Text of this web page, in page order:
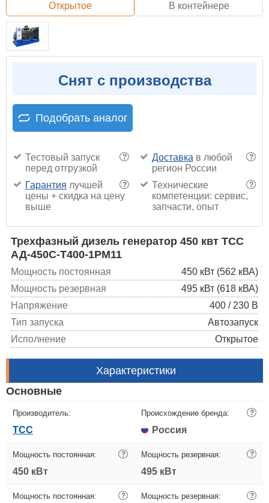
Открытое В контейнере
Снят с производства
Подобрать аналог
?
Тестовый запуск
перед отгрузкой
?
Доставка в любой
регион России
?
Гарантия лучшей
цены + скидка на цену
выше
?
Технические
компетенции: сервис,
запчасти, опыт
Трехфазный дизель генератор 450 квт ТСС
АД-450С-Т400-1РМ11
Мощность постоянная
450 кВт (562 кВА)
Мощность резервная
495 кВт (618 кВА)
Напряжение
400 / 230 В
Тип запуска
Автозапуск
Исполнение
Открытое
Характеристики
Основные
Производитель:
ТСС
Происхождение бренда: ?
Россия
Мощность постоянная: ?
450 кВт
Мощность резервная: ?
495 кВт
Мощность постоянная: ? Мощность резервная: ?